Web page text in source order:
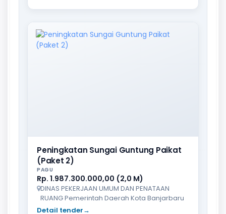
Peningkatan Sungai Guntung Paikat
(Paket 2)
PAGU
Rp. 1.987.300.000,00 (2,0 M)
DINAS PEKERJAAN UMUM DAN PENATAAN
RUANG Pemerintah Daerah Kota Banjarbaru
Detail tender→